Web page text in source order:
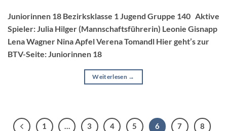
Juniorinnen 18 Bezirksklasse 1 Jugend Gruppe 140 Aktive
Spieler: Julia Hilger (Mannschaftsführerin) Leonie Gisnapp
Lena Wagner Nina Apfel Verena Tomandl Hier geht’s zur
BTV-Seite: Juniorinnen 18
Weiterlesen →
1 … 3 4 5 6 7
8